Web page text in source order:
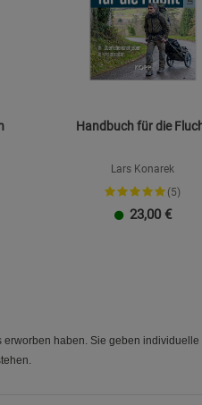
Handbuch für die
Lars Konarek
(5)
23,00 €
haben. Sie geben individuelle